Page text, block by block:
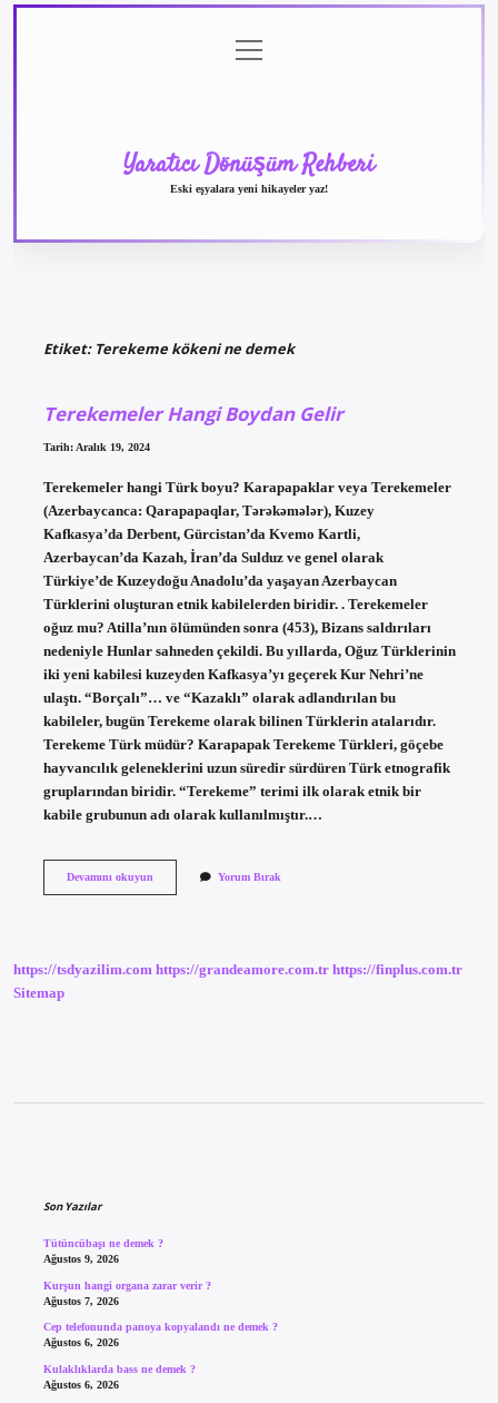
menüyü
aç
Yaratıcı Dönüşüm Rehberi
Eski eşyalara yeni hikayeler yaz!
Etiket: Terekeme kökeni ne demek
Terekemeler Hangi Boydan Gelir
Tarih: Aralık 19, 2024
Terekemeler hangi Türk boyu? Karapapaklar veya Terekemeler
(Azerbaycanca: Qarapapaqlar, Tərəkəmələr), Kuzey
Kafkasya’da Derbent, Gürcistan’da Kvemo Kartli,
Azerbaycan’da Kazah, İran’da Sulduz ve genel olarak
Türkiye’de Kuzeydoğu Anadolu’da yaşayan Azerbaycan
Türklerini oluşturan etnik kabilelerden biridir. . Terekemeler
oğuz mu? Atilla’nın ölümünden sonra (453), Bizans saldırıları
nedeniyle Hunlar sahneden çekildi. Bu yıllarda, Oğuz Türklerinin
iki yeni kabilesi kuzeyden Kafkasya’yı geçerek Kur Nehri’ne
ulaştı. “Borçalı”… ve “Kazaklı” olarak adlandırılan bu
kabileler, bugün Terekeme olarak bilinen Türklerin atalarıdır.
Terekeme Türk müdür? Karapapak Terekeme Türkleri, göçebe
hayvancılık geleneklerini uzun süredir sürdüren Türk etnografik
gruplarından biridir. “Terekeme” terimi ilk olarak etnik bir
kabile grubunun adı olarak kullanılmıştır.…
Devamını okuyunTerekemeler
Yorum Bırak
https://tsdyazilim.com https://grandeamore.com.tr https://finplus.com.tr
Sitemap
Son Yazılar
Tütüncübaşı ne demek ?
Ağustos 9, 2026
Kurşun hangi organa zarar verir ?
Ağustos 7, 2026
Cep telefonunda panoya kopyalandı ne demek ?
Ağustos 6, 2026
Kulaklıklarda bass ne demek ?
Ağustos 6, 2026